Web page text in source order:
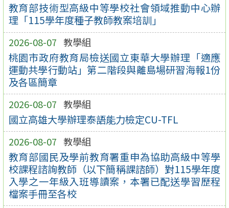
教育部技術型高級中等學校社會領域推動中心辦
理「115學年度種子教師教案培訓」
2026-08-07 教學組
桃園市政府教育局檢送國立東華大學辦理「適應
運動共學行動站」第二階段與離島場研習海報1份
及各區簡章
2026-08-07 教學組
國立高雄大學辦理泰語能力檢定CU-TFL
2026-08-07 教學組
教育部國民及學前教育署重申為協助高級中等學
校課程諮詢教師（以下簡稱課諮師）對115學年度
入學之一年級入班導讀案，本署已配送學習歷程
檔案手冊至各校